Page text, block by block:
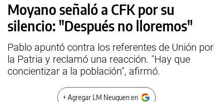
Moyano señaló a CFK por su
silencio: "Después no lloremos"
Pablo apuntó contra los referentes de Unión por
la Patria y reclamó una reacción. "Hay que
concientizar a la población", afirmó.
+ Agregar LM Neuquen en